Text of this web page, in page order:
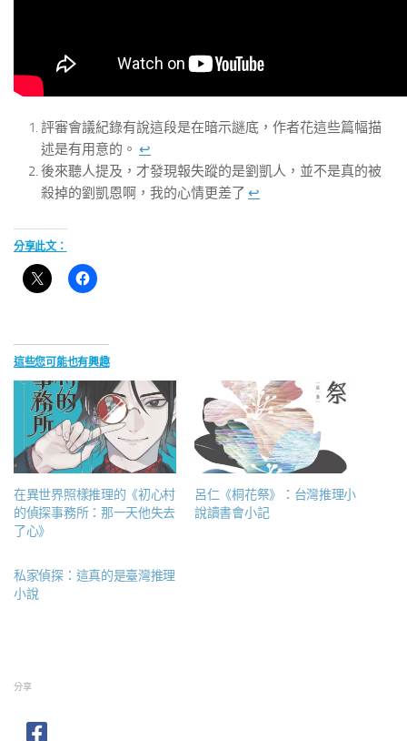
評審會議紀錄有說這段是在暗示謎底，作者花這些篇幅描
述是有用意的。 ↩︎
後來聽人提及，才發現報失蹤的是劉凱人，並不是真的被
殺掉的劉凱恩啊，我的心情更差了 ↩︎
分享此文：
這些您可能也有興趣
在異世界照樣推理的《初心村
的偵探事務所：那一天他失去
了心》
呂仁《桐花祭》：台灣推理小
說讀書會小記
私家偵探：這真的是臺灣推理
小說
分享